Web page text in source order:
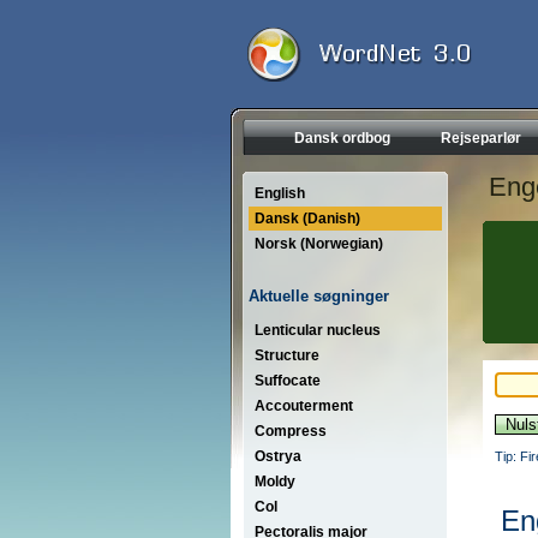
Dansk ordbog Rejseparlør
English
Dansk (Danish)
Norsk (Norwegian)
Aktuelle søgninger
Lenticular nucleus
Structure
Suffocate
Accouterment
Compress
Ostrya
Moldy
Col
Pectoralis major
Tip: